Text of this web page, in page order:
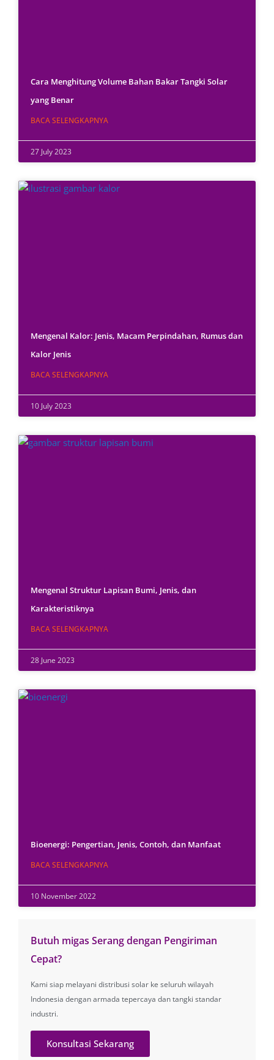
Cara Menghitung Volume Bahan Bakar Tangki Solar
yang Benar
BACA SELENGKAPNYA
27 July 2023
Mengenal Kalor: Jenis, Macam Perpindahan, Rumus dan
Kalor Jenis
BACA SELENGKAPNYA
10 July 2023
Mengenal Struktur Lapisan Bumi, Jenis, dan
Karakteristiknya
BACA SELENGKAPNYA
28 June 2023
Bioenergi: Pengertian, Jenis, Contoh, dan Manfaat
BACA SELENGKAPNYA
10 November 2022
Butuh migas Serang dengan Pengiriman
Cepat?
Kami siap melayani distribusi solar ke seluruh wilayah
Indonesia dengan armada tepercaya dan tangki standar
industri.
Konsultasi Sekarang